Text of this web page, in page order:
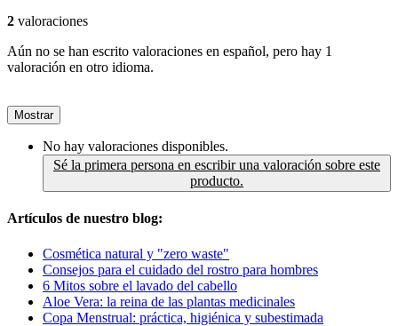
2 valoraciones
Aún no se han escrito valoraciones en español, pero hay 1
valoración en otro idioma.
Mostrar
No hay valoraciones disponibles.
Sé la primera persona en escribir una valoración sobre este
producto.
Artículos de nuestro blog:
Cosmética natural y "zero waste"
Consejos para el cuidado del rostro para hombres
6 Mitos sobre el lavado del cabello
Aloe Vera: la reina de las plantas medicinales
Copa Menstrual: práctica, higiénica y subestimada